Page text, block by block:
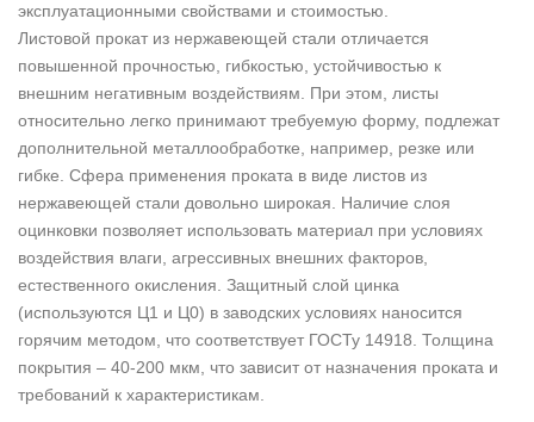
эксплуатационными свойствами и стоимостью.
Листовой прокат из нержавеющей стали отличается
повышенной прочностью, гибкостью, устойчивостью к
внешним негативным воздействиям. При этом, листы
относительно легко принимают требуемую форму, подлежат
дополнительной металлообработке, например, резке или
гибке. Сфера применения проката в виде листов из
нержавеющей стали довольно широкая. Наличие слоя
оцинковки позволяет использовать материал при условиях
воздействия влаги, агрессивных внешних факторов,
естественного окисления. Защитный слой цинка
(используются Ц1 и Ц0) в заводских условиях наносится
горячим методом, что соответствует ГОСТу 14918. Толщина
покрытия – 40-200 мкм, что зависит от назначения проката и
требований к характеристикам.